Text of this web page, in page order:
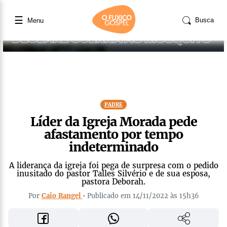
☰ Menu Busca
PADRE
Líder da Igreja Morada pede
afastamento por tempo
indeterminado
A liderança da igreja foi pega de surpresa com o pedido
inusitado do pastor Talles Silvério e de sua esposa,
pastora Deborah.
Por Caio Rangel • Publicado em 14/11/2022 às 15h36